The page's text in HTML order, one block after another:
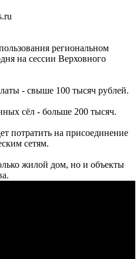
региональном
на сессии Верховного
- свыше 100 тысяч рублей.
сёл - больше 200 тысяч.
потратить на присоединение
сетям.
жилой дом, но и объекты